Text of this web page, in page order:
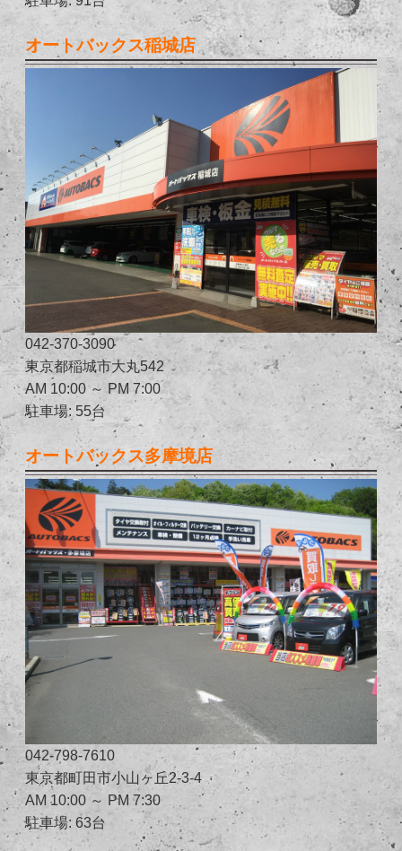
オートバックス稲城店
042-370-3090
東京都稲城市大丸542
AM 10:00 ～ PM 7:00
駐車場: 55台
オートバックス多摩境店
042-798-7610
東京都町田市小山ヶ丘2-3-4
AM 10:00 ～ PM 7:30
駐車場: 63台